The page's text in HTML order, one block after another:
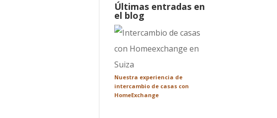
Últimas entradas en
el blog
Nuestra experiencia de
intercambio de casas con
HomeExchange